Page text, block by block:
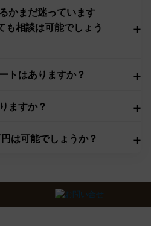
かまだ迷っています
も相談は可能でしょう
+
トはありますか？ +
ますか？ +
は可能でしょうか？ +